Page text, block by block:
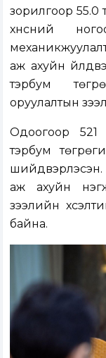
зорилгоор 55.0
хүнсний
аж ахуйн
тэрбум
оруулалтын
Одоогоор
тэрбум
аж ахуйн
зээлийн
байна.